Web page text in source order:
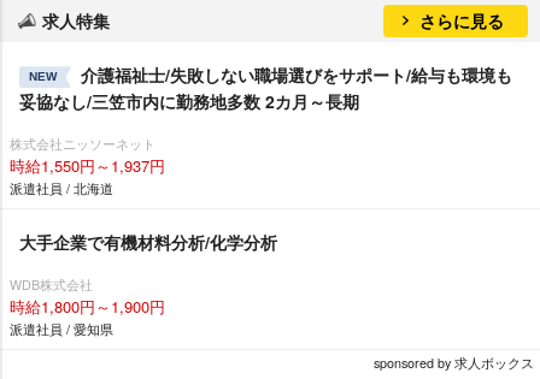
求人特集 さらに見る
NEW
介護福祉士/失敗しない職場選びをサポート/給与も環境も
妥協なし/三笠市内に勤務地多数 2カ月～長期
株式会社ニッソーネット
時給1,550円～1,937円
派遣社員 / 北海道
大手企業で有機材料分析/化学分析
WDB株式会社
時給1,800円～1,900円
派遣社員 / 愛知県
sponsored by 求人ボックス